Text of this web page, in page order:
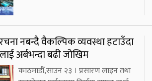
नबन्दै वैकल्पिक व्यवस्था हटाउँदा
अर्बभन्दा बढी जोखिम
काठमाडौँ,साउन २३ । प्रसारण लाइन तथा